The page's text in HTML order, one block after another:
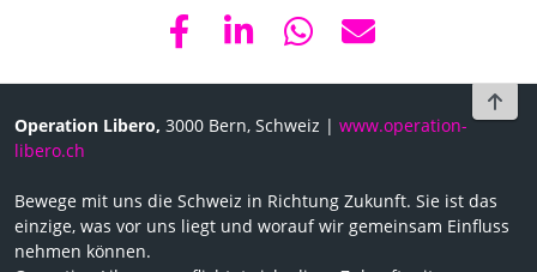
Operation Libero, 3000 Bern, Schweiz | www.operation-
libero.ch
Bewege mit uns die Schweiz in Richtung Zukunft. Sie ist das
einzige, was vor uns liegt und worauf wir gemeinsam Einfluss
nehmen können.
To